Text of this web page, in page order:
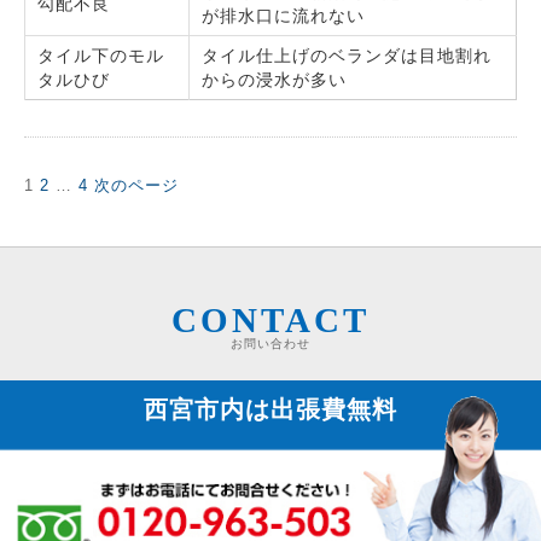
が排水口に流れない
タイル下のモル
タルひび
タイル仕上げのベランダは目地割れ
からの浸水が多い
投固
1 固
2 … 固
4 次のページ
CONTACT
お問い合わせ
西宮市内は出張費無料